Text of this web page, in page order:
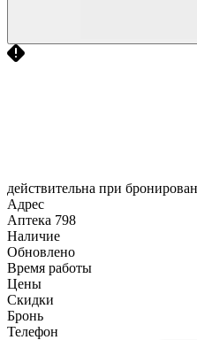
действительна при
Адрес
Аптека 798
Наличие
Обновлено
Время работы
Цены
Скидки
Бронь
Телефон